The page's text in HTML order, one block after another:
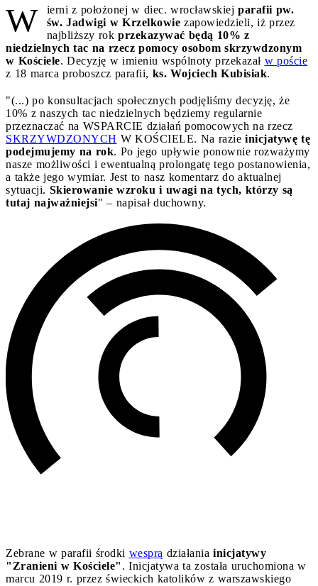
W ierni z położonej w diec. wrocławskiej parafii pw.
św. Jadwigi w Krzelkowie zapowiedzieli, iż przez
najbliższy rok przekazywać będą 10% z
niedzielnych tac na rzecz pomocy osobom skrzywdzonym
w Kościele. Decyzję w imieniu wspólnoty przekazał w poście
z 18 marca proboszcz parafii, ks. Wojciech Kubisiak.
"(...) po konsultacjach społecznych podjęliśmy decyzję, że
10% z naszych tac niedzielnych będziemy regularnie
przeznaczać na WSPARCIE działań pomocowych na rzecz
SKRZYWDZONYCH W KOŚCIELE. Na razie inicjatywę tę
podejmujemy na rok. Po jego upływie ponownie rozważymy
nasze możliwości i ewentualną prolongatę tego postanowienia,
a także jego wymiar. Jest to nasz komentarz do aktualnej
sytuacji. Skierowanie wzroku i uwagi na tych, którzy są
tutaj najważniejsi" – napisał duchowny.
Zebrane w parafii środki wesprą działania inicjatywy
"Zranieni w Kościele" . Inicjatywa ta została uruchomiona w
marcu 2019 r. przez świeckich katolików z warszawskiego